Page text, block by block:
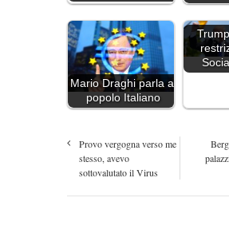
Mario Draghi parla al
popolo Italiano
Provo vergogna verso me
stesso, avevo
sottovalutato il Virus